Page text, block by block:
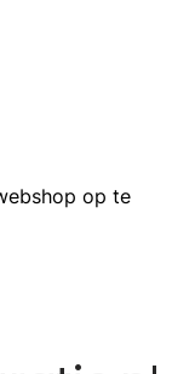
op te